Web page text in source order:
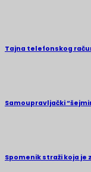
Tajna telefonskog
Samoupravljački
Spomenik straži koja